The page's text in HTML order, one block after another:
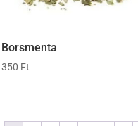
Borsmenta
350 Ft